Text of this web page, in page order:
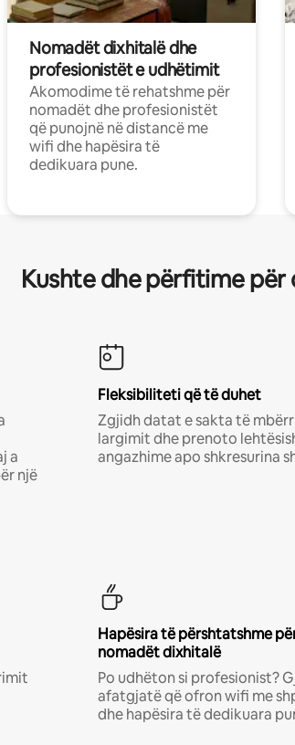
Nomadët dixhitalë dhe
profesionistët e udhëtimit
Akomodime të rehatshme për
nomadët dhe profesionistët
që punojnë në distancë me
wifi dhe hapësira të
dedikuara pune.
Kushte dhe përfitime
a
një
Fleksibiliteti që të duhet
Zgjidh datat e sakta të
largimit dhe prenoto
angazhime apo shkresurina
Hapësira të përshtatshme
nomadët dixhitalë
Po udhëton si profesionist?
afatgjatë që ofron wifi me
dhe hapësira të dedikuara